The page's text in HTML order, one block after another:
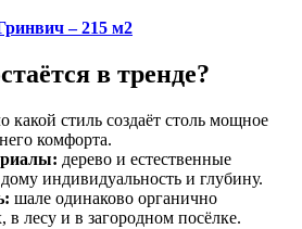
– 215 м2
в тренде?
какой стиль создаёт столь мощное
комфорта.
дерево и естественные
индивидуальность и глубину.
шале одинаково органично
в лесу и в загородном посёлке.